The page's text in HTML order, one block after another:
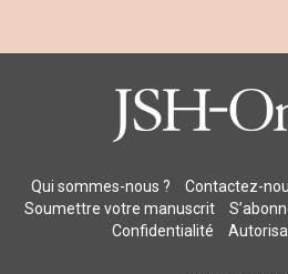
Qui sommes-nous ? Contactez-
Soumettre votre manuscrit
Confidentialité